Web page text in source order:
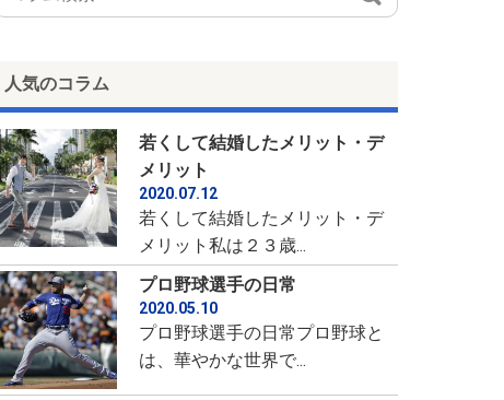
人気のコラム
若くして結婚したメリット・デ
メリット
2020.07.12
若くして結婚したメリット・デ
メリット私は２３歳...
プロ野球選手の日常
2020.05.10
プロ野球選手の日常プロ野球と
は、華やかな世界で...